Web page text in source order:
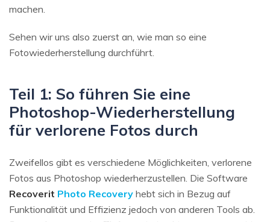
machen.
Sehen wir uns also zuerst an, wie man so eine
Fotowiederherstellung durchführt.
Teil 1: So führen Sie eine
Photoshop-Wiederherstellung
für verlorene Fotos durch
Zweifellos gibt es verschiedene Möglichkeiten, verlorene
Fotos aus Photoshop wiederherzustellen. Die Software
Recoverit Photo Recovery hebt sich in Bezug auf
Funktionalität und Effizienz jedoch von anderen Tools ab.